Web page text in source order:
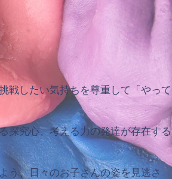
戦したい気持ちを尊重して「やって
探究心、考える力の発達が存在する
う、日々のお子さんの姿を見逃さ